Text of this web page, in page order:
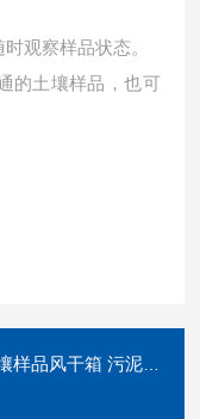
观察样品状态。
的土壤样品，也可
风干箱 污泥烘干箱